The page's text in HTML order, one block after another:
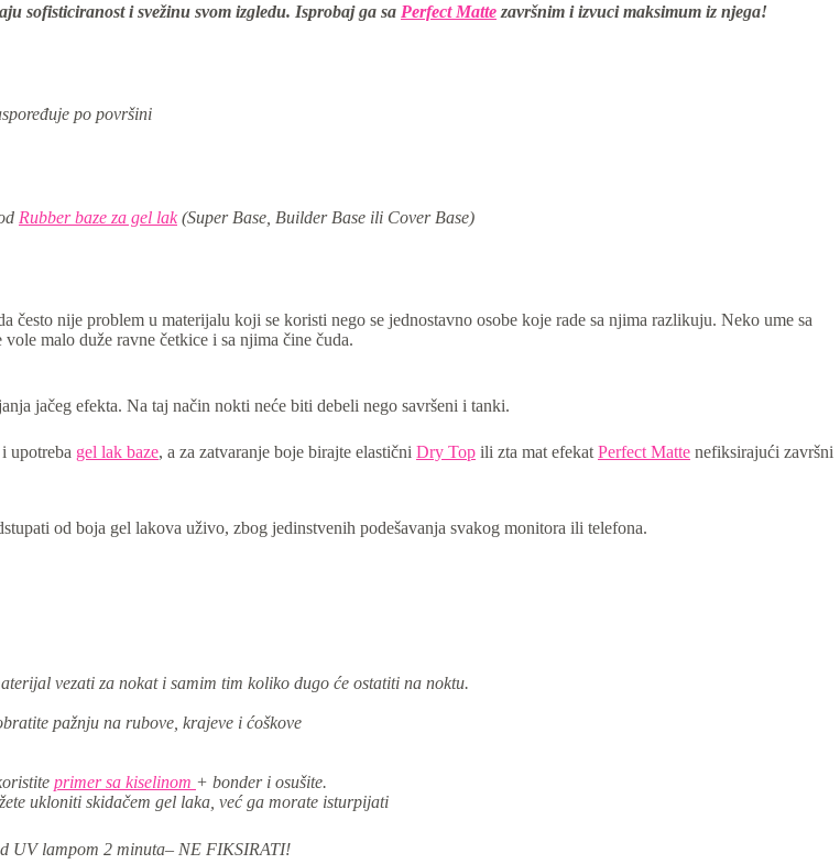
sofisticiranost i svežinu svom izgledu. Isprobaj ga sa Perfect Matte završnim i izvuci maksimum iz njega!
po površini
Rubber baze za gel lak(Super Base, Builder Base ili Cover Base)
nije problem u materijalu koji se koristi nego se jednostavno osobe koje rade sa njima razlikuju. Neko ume sa
malo duže ravne četkice i sa njima čine čuda.
jačeg efekta. Na taj način nokti neće biti debeli nego savršeni i tanki.
upotreba gel lak baze, a za zatvaranje boje birajte elastični Dry Top ili zta mat efekat Perfect Matte nefiksirajući završni
od boja gel lakova uživo, zbog jedinstvenih podešavanja svakog monitora ili telefona.
vezati za nokat i samim tim koliko dugo će ostatiti na noktu.
pažnju na rubove, krajeve i ćoškove
primer sa kiselinom + bonder i osušite.
ukloniti skidačem gel laka, već ga morate isturpijati
UV lampom 2 minuta– NE FIKSIRATI!